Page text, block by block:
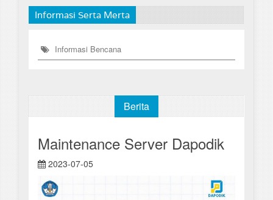
Informasi Serta Merta
Informasi Bencana
Berita
Maintenance Server Dapodik
2023-07-05